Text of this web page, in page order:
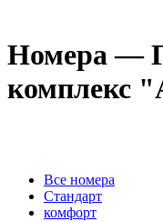
Номера —
комплекс
Вcе номера
Стандарт
комфорт